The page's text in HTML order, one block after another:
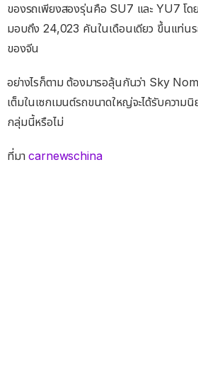
ของรถเพียงสองรุ่นคือ SU7 และ YU7 โด
มอบถึง 24,023 คันในเดือนเดียว ขึ้นแท่น
ของจีน
อย่างไรก็ตาม ต้องมารอลุ้นกันว่า Sky
เต็มในเซกเมนต์รถขนาดใหญ่จะได้รับควา
กลุ่มนี้หรือไม่
ที่มาcarnewschina